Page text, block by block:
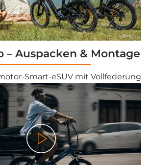
– Auspacken & Montage
Smart-eSUV mit Vollfederung
Play